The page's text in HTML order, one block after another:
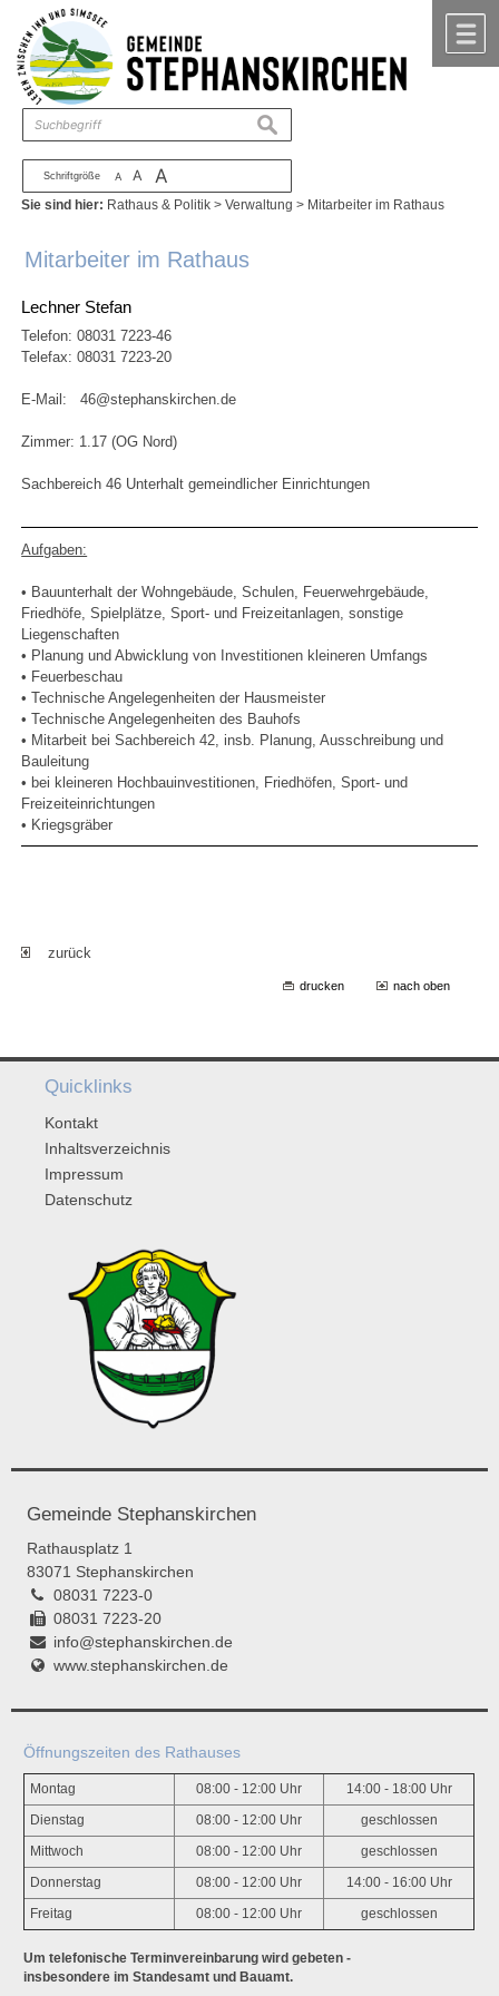
Zum Inhalt ,zur Navigation
Schriftgröße A A A
suchen
Sie sind hier: Rathaus & Politik >Verwaltung > Mitarbeiter im Rathaus
Mitarbeiter im Rathaus
Lechner Stefan
Telefon:08031 7223-46
Telefax: 08031 7223-20
E-Mail:46@stephanskirchen.de
Zimmer: 1.17 (OG Nord)
Sachbereich 46 Unterhalt gemeindlicher Einrichtungen
Aufgaben:
• Bauunterhalt der Wohngebäude, Schulen, Feuerwehrgebäude,
Friedhöfe, Spielplätze, Sport- und Freizeitanlagen, sonstige
Liegenschaften
• Planung und Abwicklung von Investitionen kleineren Umfangs
• Feuerbeschau
• Technische Angelegenheiten der Hausmeister
• Technische Angelegenheiten des Bauhofs
• Mitarbeit bei Sachbereich 42, insb. Planung, Ausschreibung und
Bauleitung
• bei kleineren Hochbauinvestitionen, Friedhöfen, Sport- und
Freizeiteinrichtungen
• Kriegsgräber
zurück
drucken nach oben
Quicklinks
Kontakt
Inhaltsverzeichnis
Impressum
Datenschutz
Gemeinde Stephanskirchen
Rathausplatz 1
83071 Stephanskirchen
08031 7223-0
08031 7223-20
info@stephanskirchen.de
www.stephanskirchen.de
Öffnungszeiten des Rathauses
Montag 08:00 - 12:00 Uhr 14:00 - 18:00 Uhr
Dienstag 08:00 - 12:00 Uhr geschlossen
Mittwoch 08:00 - 12:00 Uhr geschlossen
Donnerstag 08:00 - 12:00 Uhr 14:00 - 16:00 Uhr
Freitag 08:00 - 12:00 Uhr geschlossen
Um telefonische Terminvereinbarung wird gebeten -
insbesondere im Standesamt und Bauamt.